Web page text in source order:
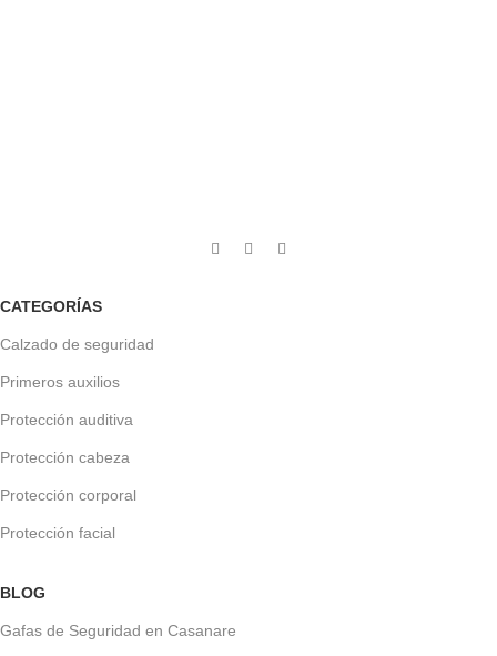
CATEGORÍAS
Calzado de seguridad
Primeros auxilios
Protección auditiva
Protección cabeza
Protección corporal
Protección facial
BLOG
Gafas de Seguridad en Casanare